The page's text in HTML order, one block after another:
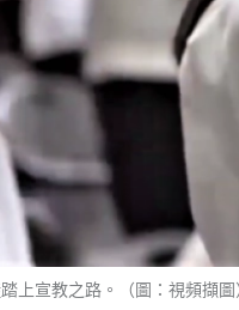
上宣教之路。（圖：視頻擷圖